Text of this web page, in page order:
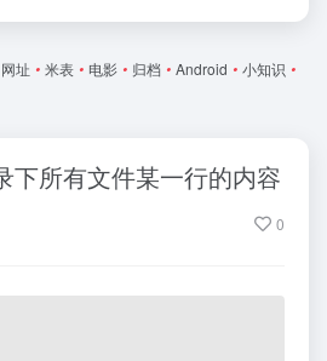
网址 • 米表 • 电影 • 归档 • Android • 小知识 •
下所有文件某一行的内容
0